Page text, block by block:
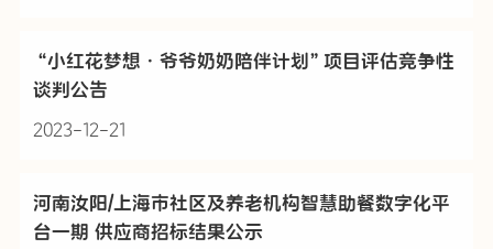
“小红花梦想·爷爷奶奶陪伴计划”项目评估竞争性
谈判公告
2023-12-21
河南汝阳/上海市社区及养老机构智慧助餐数字化平
台一期 供应商招标结果公示